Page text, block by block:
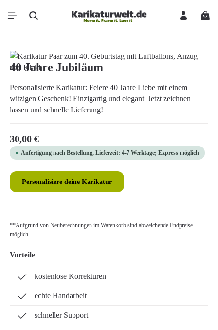
Zum Hauptinhalt springen
Bildergalerie überspringen
40 Jahre Jubiläum
Personalisierte Karikatur: Feiere 40 Jahre Liebe mit einem
witzigen Geschenk! Einzigartig und elegant. Jetzt zeichnen
lassen und schnelle Lieferung!
Regulärer Preis:
30,00 €
Anfertigung nach Bestellung, Lieferzeit: 4-7 Werktage; Express möglich
Personalisiere deine Karikatur
**Aufgrund von Neuberechnungen im Warenkorb sind abweichende Endpreise
möglich.
Vorteile
kostenlose Korrekturen
echte Handarbeit
schneller Support